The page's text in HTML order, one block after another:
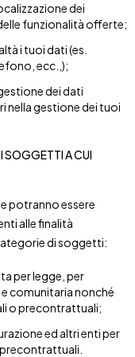
dei
funzionalità offerte;
i tuoi dati (es.
ecc.,);
dei dati
nella gestione dei tuoi
SOGGETTI A CUI
potranno essere
alle finalità
di soggetti:
per legge, per
comunitaria nonché
o precontrattuali;
ed altri enti per